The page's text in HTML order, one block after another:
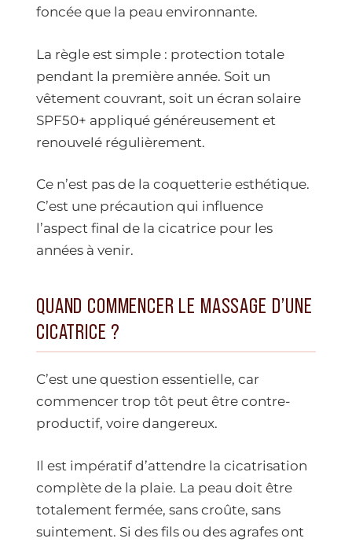
foncée que la peau environnante.
La règle est simple : protection totale
pendant la première année. Soit un
vêtement couvrant, soit un écran solaire
SPF50+ appliqué généreusement et
renouvelé régulièrement.
Ce n’est pas de la coquetterie esthétique.
C’est une précaution qui influence
l’aspect final de la cicatrice pour les
années à venir.
QUAND COMMENCER LE MASSAGE D’UNE
CICATRICE ?
C’est une question essentielle, car
commencer trop tôt peut être contre-
productif, voire dangereux.
Il est impératif d’attendre la cicatrisation
complète de la plaie. La peau doit être
totalement fermée, sans croûte, sans
suintement. Si des fils ou des agrafes ont